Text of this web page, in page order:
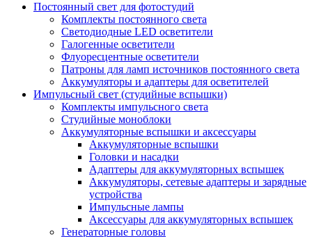
Постоянный свет для фотостудий
Комплекты постоянного света
Светодиодные LED осветители
Галогенные осветители
Флуоресцентные осветители
Патроны для ламп источников постоянного света
Аккумуляторы и адаптеры для осветителей
Импульсный свет (студийные вспышки)
Комплекты импульсного света
Студийные моноблоки
Аккумуляторные вспышки и аксессуары
Аккумуляторные вспышки
Головки и насадки
Адаптеры для аккумуляторных вспышек
Аккумуляторы, сетевые адаптеры и зарядные
устройства
Импульсные лампы
Аксессуары для аккумуляторных вспышек
Генераторные головы